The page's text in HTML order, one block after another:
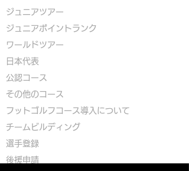
ジュニアツアー
ジュニアポイントランク
​ワールドツアー
​​日本代表
公認コース
​その他のコース
​ フットゴルフコース導入について
​チームビルディング
選手登録​
​後援申請